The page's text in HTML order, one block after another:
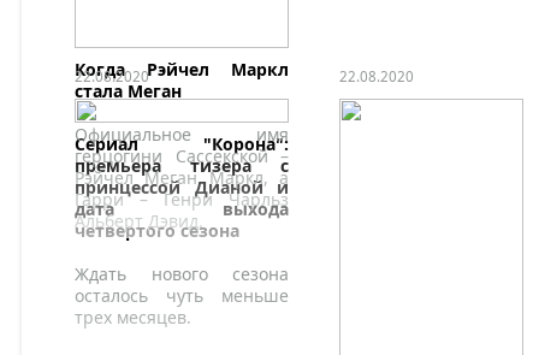
Когда Рэйчел Маркл
стала Меган
Официальное имя
герцогини Сассекской –
Рэйчел Меган Маркл, а
Гарри – Генри Чарльз
Альберт Дэвид.
22.08.2020
Сериал "Корона":
премьера тизера с
принцессой Дианой и
дата выхода
четвертого сезона
Ждать нового сезона
осталось чуть меньше
трех месяцев.
22.08.2020